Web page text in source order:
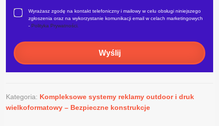
Wyrażasz zgodę na kontakt telefoniczny i mailowy w celu obsługi niniejszego
zgłoszenia oraz na wykorzystanie komunikacji email w celach marketingowych
- Polityka Prywatności.
Wyślij
Kategoria: Kompleksowe systemy reklamy outdoor i druk
wielkoformatowy – Bezpieczne konstrukcje